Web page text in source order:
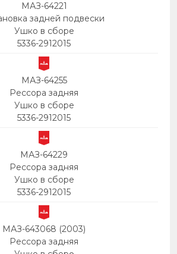
МАЗ-64221
задней подвески
Ушко в сборе
5336-2912015
МАЗ-64255
Рессора задняя
Ушко в сборе
5336-2912015
МАЗ-64229
Рессора задняя
Ушко в сборе
5336-2912015
МАЗ-643068 (2003)
Рессора задняя